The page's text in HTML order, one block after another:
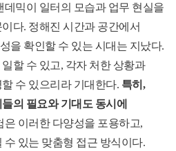
데믹이 일터의 모습과 업무 현실을
다. 정해진 시간과 공간에서
을 확인할 수 있는 시대는 지났다.
할 수 있고, 각자 처한 상황과
수 있으리라 기대한다. 특히,
의 필요와 기대도 동시에
은 이러한 다양성을 포용하고,
있는 맞춤형 접근 방식이다.